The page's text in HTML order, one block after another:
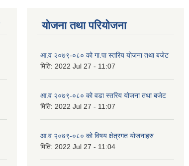
योजना तथा परियोजना
आ.व २०७९-०८० को गा.पा स्तरिय योजना तथा बजेट
मिति: 2022 Jul 27 - 11:07
आ.व २०७९-०८० को वडा स्तरिय योजना तथा बजेट
मिति: 2022 Jul 27 - 11:07
आ.व २०७९-०८० को विषय क्षेत्रगत योजनाहरु
मिति: 2022 Jul 27 - 11:04